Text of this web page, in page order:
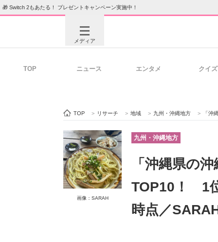
🎁 Switch 2もあたる！ プレゼントキャンペーン実施中！
メディア
ビジネスと働き方のヒント
ITエンジニア向け専門サイト
TOP ニュース エンタメ クイズ
TOP > リサーチ > 地域 > 九州・沖縄地方 > 「沖
画像：SARAH
九州・沖縄地方
「沖縄県の
TOP10！ 1
時点／